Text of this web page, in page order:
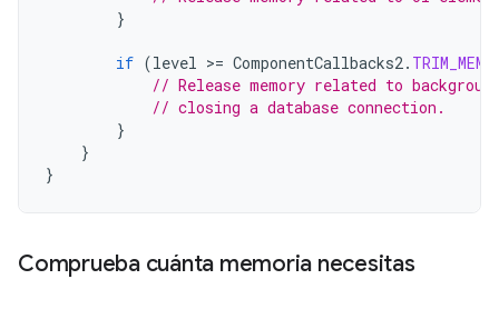
}
if (level >= ComponentCallbacks2.
// Release memory related to
// closing a database connection.
}
}
}
Comprueba cuánta memoria necesitas